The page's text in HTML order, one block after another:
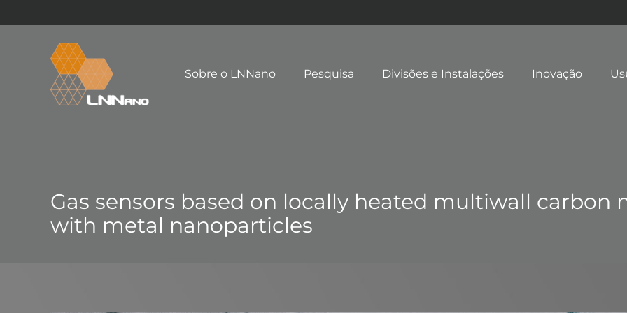
Sobre o LNNano Pesquisa Divisões e Instalações Inovação
Gas sensors based on locally heated multiwall carbon
with metal nanoparticles